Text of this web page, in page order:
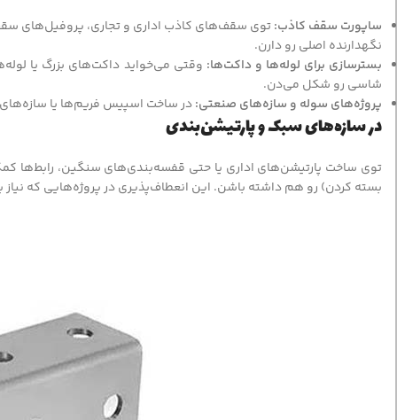
ساپورت سقف کاذب:
نگهدارنده اصلی رو دارن.
بسترسازی برای لوله‌ها و داکت‌ها: وقتی می‌خواید داکت‌های بزرگ یا
شاسی رو شکل می‌دن.
پروژه‌های سوله و سازه‌های صنعتی:در ساخت اسپیس فریم‌ها یا
در سازه‌های سبک و پارتیشن‌بندی
توی ساخت پارتیشن‌های اداری یا حتی قفسه‌بندی‌های سنگین، رابط‌ها
بسته کردن) رو هم داشته باشن. این انعطاف‌پذیری در پروژه‌هایی که